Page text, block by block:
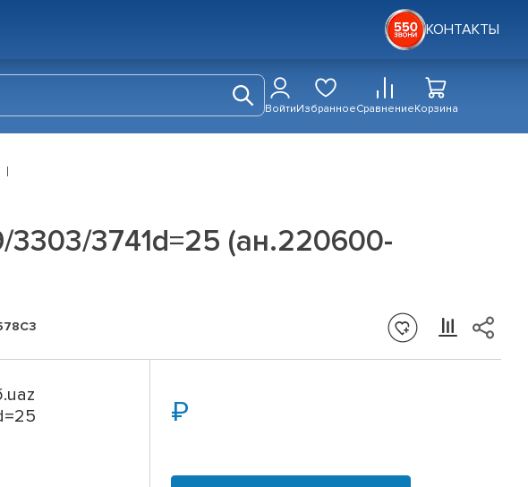
КОНТАКТЫ
ВойтиИзбранноеСравнениеКорзина
3741d=25 (ан.220600-